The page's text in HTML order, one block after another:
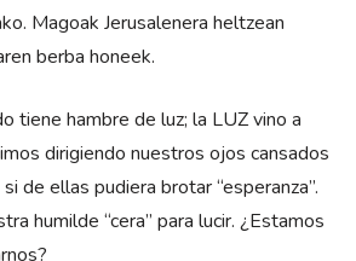
Magoak Jerusalenera heltzean
berba honeek.
hambre de luz; la LUZ vino a
dirigiendo nuestros ojos cansados
de ellas pudiera brotar “esperanza”.
humilde “cera” para lucir. ¿Estamos